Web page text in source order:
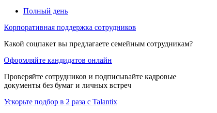
Полный день
Корпоративная поддержка сотрудников
Какой соцпакет вы предлагаете семейным сотрудникам?
Оформляйте кандидатов онлайн
Проверяйте сотрудников и подписывайте кадровые
документы без бумаг и личных встреч
Ускорьте подбор в 2 раза с Talantix